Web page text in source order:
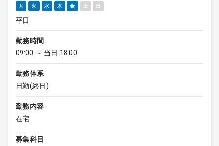
月 火 水 木 金 土 日
平日
勤務時間
09:00 ～ 当日 18:00
勤務体系
日勤(終日)
勤務内容
在宅
募集科目